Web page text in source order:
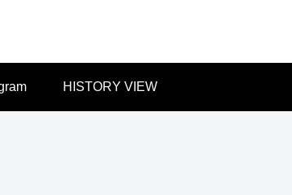
HISTORY VIEW